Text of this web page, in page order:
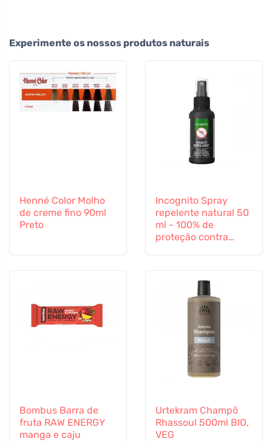
Experimente os nossos produtos naturais
Henné Color Molho
de creme fino 90ml
Preto
Incognito Spray
repelente natural 50
ml - 100% de
proteção contra
Bombus Barra de
fruta RAW ENERGY
manga e caju
Urtekram Champô
Rhassoul 500ml BIO,
VEG